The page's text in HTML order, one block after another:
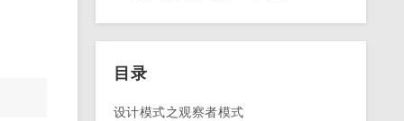
目录
设计模式之观察者模式